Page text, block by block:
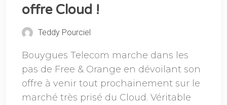
offre Cloud !
Teddy Pourciel
Bouygues Telecom marche dans les
pas de Free & Orange en dévoilant son
offre à venir tout prochainement sur le
marché très prisé du Cloud. Véritable